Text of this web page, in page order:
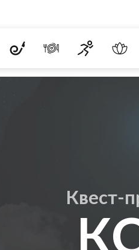
Квест-